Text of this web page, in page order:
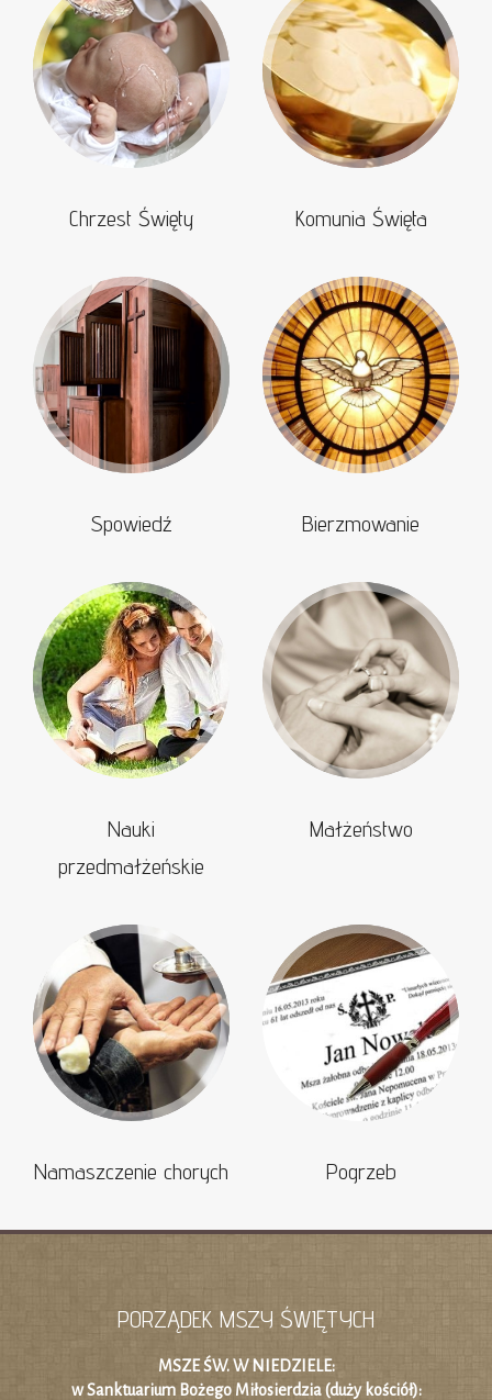
Chrzest Święty Komunia Święta
Spowiedź Bierzmowanie
Nauki
przedmałżeńskie
Małżeństwo
Namaszczenie chorych Pogrzeb
PORZĄDEK MSZY ŚWIĘTYCH
MSZE ŚW. W NIEDZIELE:
w Sanktuarium Bożego Miłosierdzia (duży kościół):